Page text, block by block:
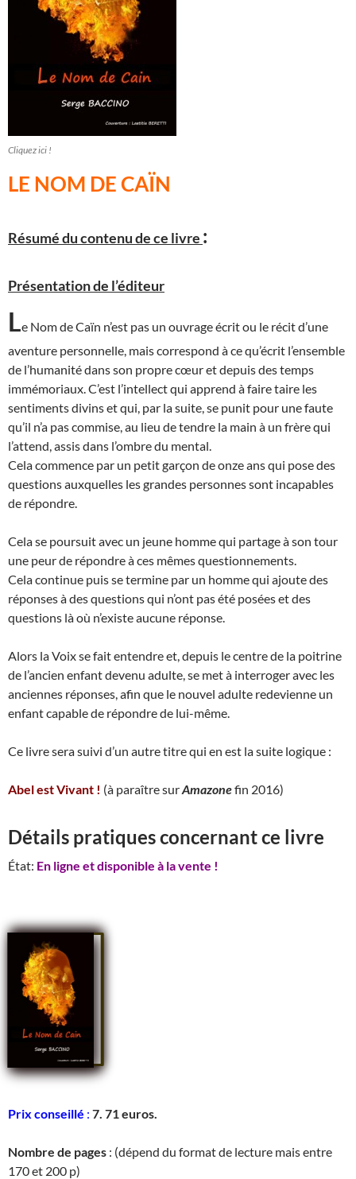
Cliquez ici !
LE NOM DE CAÏN
Résumé du contenu de ce livre :
Présentation de l’éditeur
Le Nom de Caïn n’est pas un ouvrage écrit ou le récit d’une
aventure personnelle, mais correspond à ce qu’écrit l’ensemble
de l’humanité dans son propre cœur et depuis des temps
immémoriaux. C’est l’intellect qui apprend à faire taire les
sentiments divins et qui, par la suite, se punit pour une faute
qu’il n’a pas commise, au lieu de tendre la main à un frère qui
l’attend, assis dans l’ombre du mental.
Cela commence par un petit garçon de onze ans qui pose des
questions auxquelles les grandes personnes sont incapables
de répondre.
Cela se poursuit avec un jeune homme qui partage à son tour
une peur de répondre à ces mêmes questionnements.
Cela continue puis se termine par un homme qui ajoute des
réponses à des questions qui n’ont pas été posées et des
questions là où n’existe aucune réponse.
Alors la Voix se fait entendre et, depuis le centre de la poitrine
de l’ancien enfant devenu adulte, se met à interroger avec les
anciennes réponses, afin que le nouvel adulte redevienne un
enfant capable de répondre de lui-même.
Ce livre sera suivi d’un autre titre qui en est la suite logique :
Abel est Vivant ! (à paraître surAmazonefin 2016)
Détails pratiques concernant ce livre
État: En ligne et disponible à la vente !
Prix conseillé : 7. 71 euros.
Nombre de pages : (dépend du format de lecture mais entre
170 et 200 p)